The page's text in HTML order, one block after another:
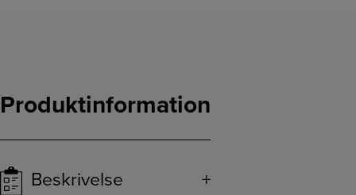
Produktinformation
Beskrivelse